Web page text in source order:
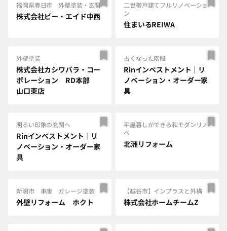
福岡県春日市 外壁塗装・玄関
株式会社ビー・エイド中西
二世帯戸建てフルリノベーショ
ン
住まいるREIWA
外壁塗装
株式会社カシワバラ・コー
ポレーション RD本部
山口東店
古くなった階段
Rinインベストメント｜リ
ノベーション・オーダー家
具
明るい印象の玄関へ
Rinインベストメント｜リ
ノベーション・オーダー家
具
平屋暮しができる和モダンリノ
ベ
北洲リフォーム
新潟市 車庫 ガレージ塗装
外壁リフォーム ホクト
【越谷市】インプラスと外構
株式会社ホームチームZ